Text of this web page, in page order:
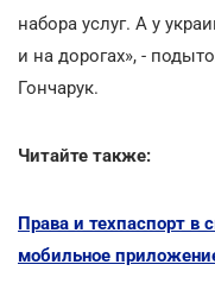
набора услуг. А у
и на дорогах», -
Гончарук.
Читайте также:
Права и техпаспорт в
мобильное